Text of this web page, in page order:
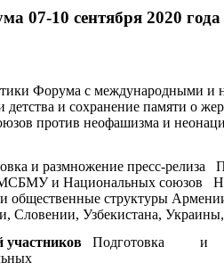
07-10 сентября 2020 года
Форума с международными
и сохранение памяти о
против неофашизма и
и размножение пресс-релиза
МСБМУ и Национальных союзов
структуры Армении,
Словении, Узбекистана,
участников
Подготовка и